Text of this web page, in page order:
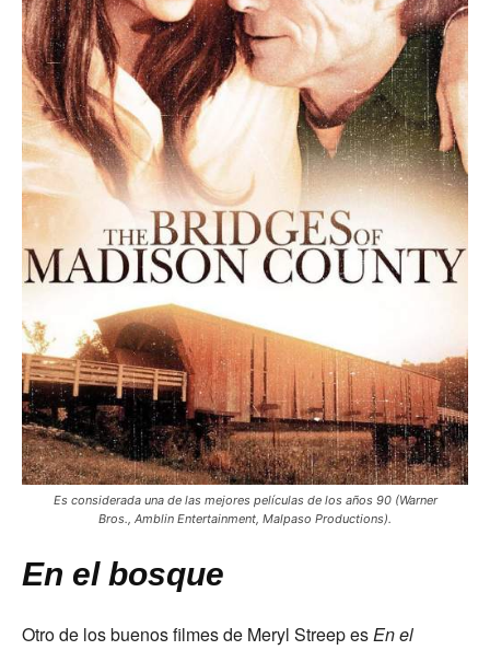
Es considerada una de las mejores películas de los años 90 (Warner
Bros., Amblin Entertainment, Malpaso Productions).
En el bosque
Otro de los buenos filmes de Meryl Streep esEn el